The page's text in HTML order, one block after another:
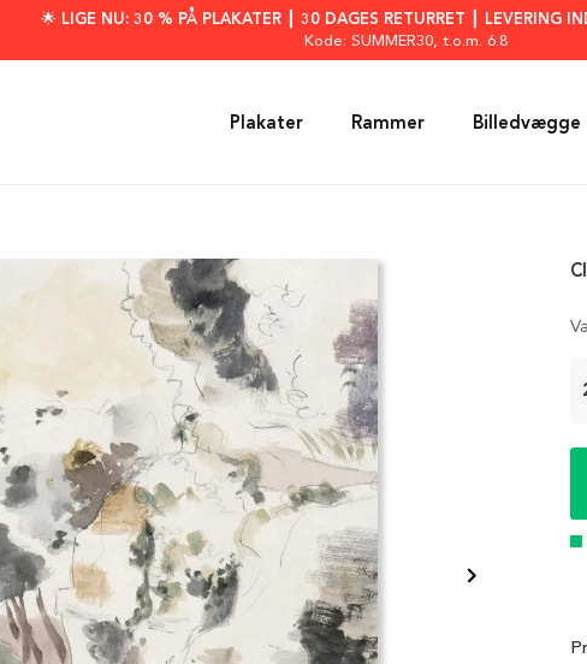
🌟 LIGE NU: 30 % PÅ PLAKATER ┃ 30 DAGES RETURRET ┃ LEVERING
Kode: SUMMER30, t.o.m. 6.8
Plakater Rammer Billedvægge